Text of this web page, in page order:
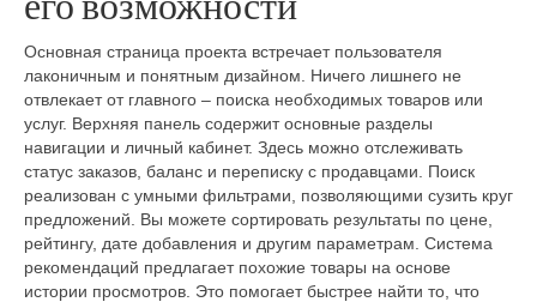
Основная страница проекта встречает пользователя
лаконичным и понятным дизайном. Ничего лишнего не
отвлекает от главного – поиска необходимых товаров или
услуг. Верхняя панель содержит основные разделы
навигации и личный кабинет. Здесь можно отслеживать
статус заказов, баланс и переписку с продавцами. Поиск
реализован с умными фильтрами, позволяющими сузить круг
предложений. Вы можете сортировать результаты по цене,
рейтингу, дате добавления и другим параметрам. Система
рекомендаций предлагает похожие товары на основе
истории просмотров. Это помогает быстрее найти то, что